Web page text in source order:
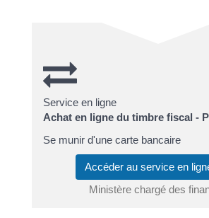
Service en ligne
Achat en ligne du timbre fiscal -
Se munir d'une carte bancaire
Accéder au service en
Ministère chargé des